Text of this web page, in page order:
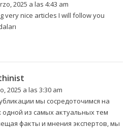
2025 a las 4:43 am
very nice articles I will follow you
2025 a las 3:30 am
мы сосредоточимся на
одной из самых актуальных тем
факты и мнения экспертов, мы